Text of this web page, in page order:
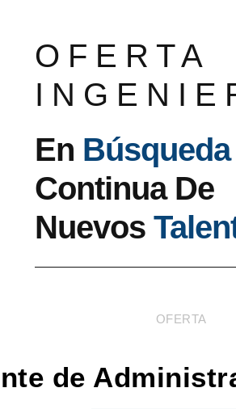
OFERTA
En Búsqueda
Continua De
Nuevos
OFERTA
de